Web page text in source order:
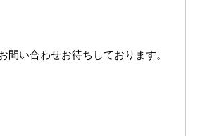
問い合わせお待ちしております。